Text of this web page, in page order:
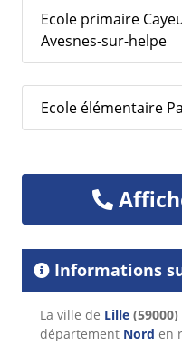
Ecole primaire
Avesnes-sur-helpe
Ecole élémentaire
Informations
La ville de Lille (59000)
département Nord en